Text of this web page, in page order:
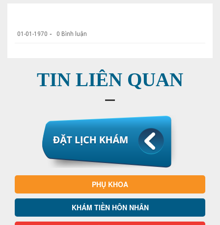
01-01-1970 - 0 Bình luận
TIN LIÊN QUAN
PHỤ KHOA
KHÁM TIỀN HÔN NHÂN